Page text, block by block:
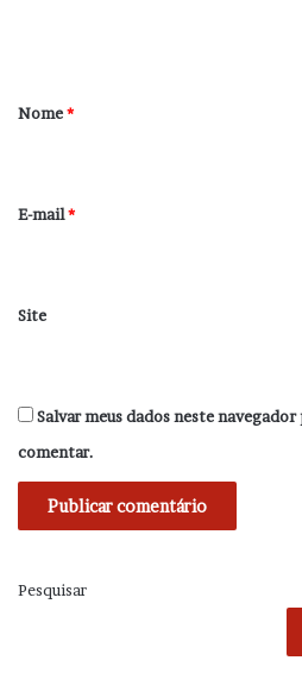
r
*
Nome*
E-mail*
Site
Salvar meus dados neste
comentar.
Pesquisar